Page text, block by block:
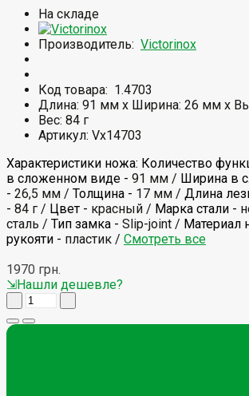
На складе
Производитель: Victorinox
Код товара: 1.4703
Длина: 91 мм x Ширина: 26 мм x
Вес: 84 г
Артикул: Vx14703
Характеристики ножа: Количество
в сложенном виде - 91 мм / Ширина в
- 26,5 мм / Толщина - 17 мм / Длина
- 84 г / Цвет - красный / Марка стали -
сталь / Тип замка - Slip-joint / Материал
рукояти - пластик / Смотреть все
1970 грн.
⇲Нашли дешевле?